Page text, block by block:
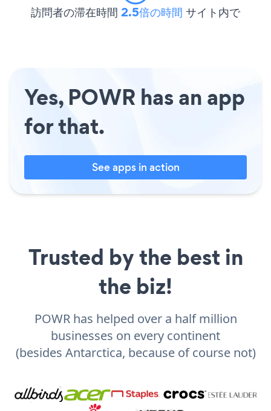
訪問者の滞在時間 2.5倍の時間 サイト内で
Yes, POWR has an app
for that.
See apps in action
Trusted by the best in
the biz!
POWR has helped over a half million
businesses on every continent
(besides Antarctica, because of course not)